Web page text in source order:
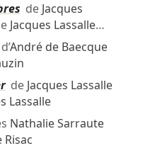
de Jacques
Jacques Lassalle…
André de Baecque
de Jacques Lassalle
Lassalle
Nathalie Sarraute
Risac